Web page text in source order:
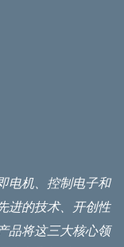
电机、控制电子和
进的技术、开创性
品将这三大核心领